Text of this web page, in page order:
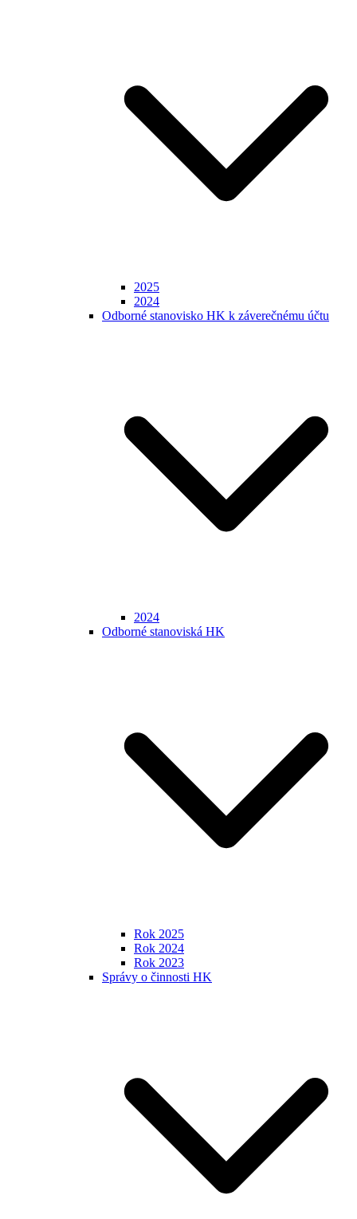
2025
2024
Odborné stanovisko HK k záverečnému účtu
2024
Odborné stanoviská HK
Rok 2025
Rok 2024
Rok 2023
Správy o činnosti HK